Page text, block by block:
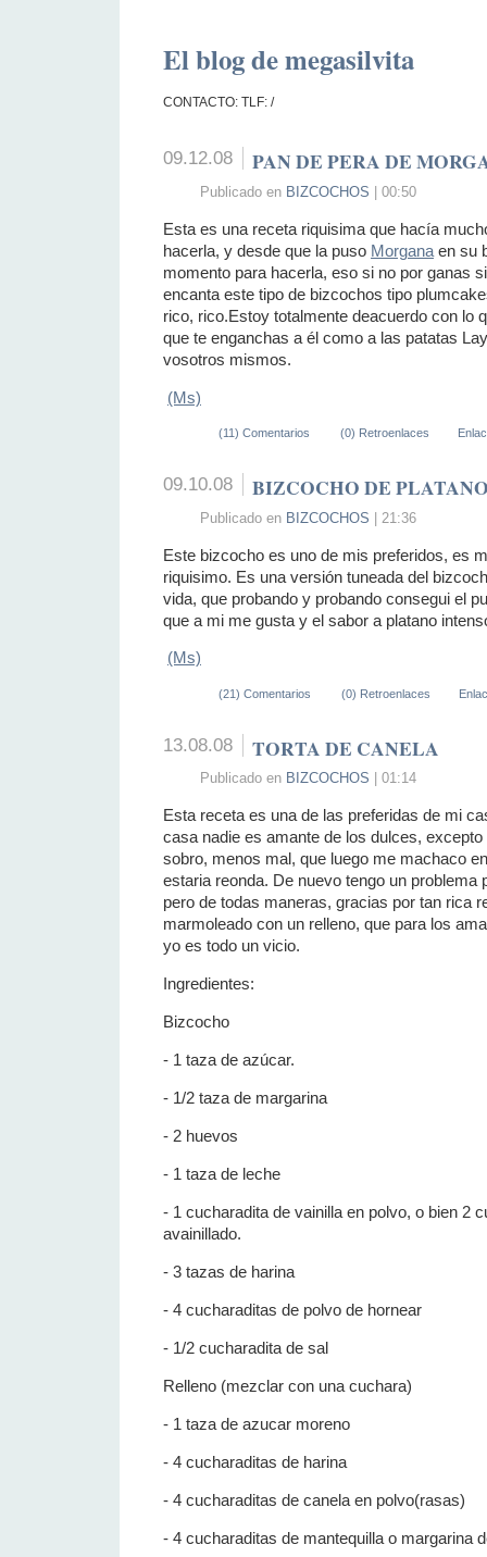
El blog de megasilvita
CONTACTO: TLF: /
09.12.08 PAN DE PERA DE
Publicado en BIZCOCHOS | 00:50
Esta es una receta riquisima que hacía
hacerla, y desde que la puso Morgana en su
momento para hacerla, eso si no por ganas
encanta este tipo de bizcochos tipo
rico, rico.Estoy totalmente deacuerdo con lo
que te enganchas a él como a las patatas
vosotros mismos.
(Ms)
(11) Comentarios (0) Retroenlaces
09.10.08 BIZCOCHO DE
Publicado en BIZCOCHOS | 21:36
Este bizcocho es uno de mis preferidos, es
riquisimo. Es una versión tuneada del
vida, que probando y probando consegui el
que a mi me gusta y el sabor a platano
(Ms)
(21) Comentarios (0) Retroenlaces
13.08.08 TORTA DE CANELA
Publicado en BIZCOCHOS | 01:14
Esta receta es una de las preferidas de mi
casa nadie es amante de los dulces,
sobro, menos mal, que luego me machaco
estaria reonda. De nuevo tengo un problema
pero de todas maneras, gracias por tan rica
marmoleado con un relleno, que para los
yo es todo un vicio.
Ingredientes:
Bizcocho
- 1 taza de azúcar.
- 1/2 taza de margarina
- 2 huevos
- 1 taza de leche
- 1 cucharadita de vainilla en polvo, o bien 2
avainillado.
- 3 tazas de harina
- 4 cucharaditas de polvo de hornear
- 1/2 cucharadita de sal
Relleno (mezclar con una cuchara)
- 1 taza de azucar moreno
- 4 cucharaditas de harina
- 4 cucharaditas de canela en polvo(rasas)
- 4 cucharaditas de mantequilla o margarina